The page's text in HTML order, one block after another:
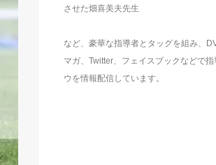
させた畑喜美夫先生
など、豪華な指導者とタッグを組み、
マガ、Twitter、フェイスブックなどで
ウを情報配信しています。